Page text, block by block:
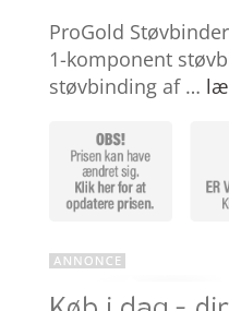
ProGold
1-komponent
støvbinding af …